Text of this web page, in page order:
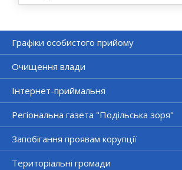
Графіки особистого прийому
Очищення влади
Інтернет-приймальня
Регіональна газета "Подільська зоря"
Запобігання проявам корупції
Територіальні громади